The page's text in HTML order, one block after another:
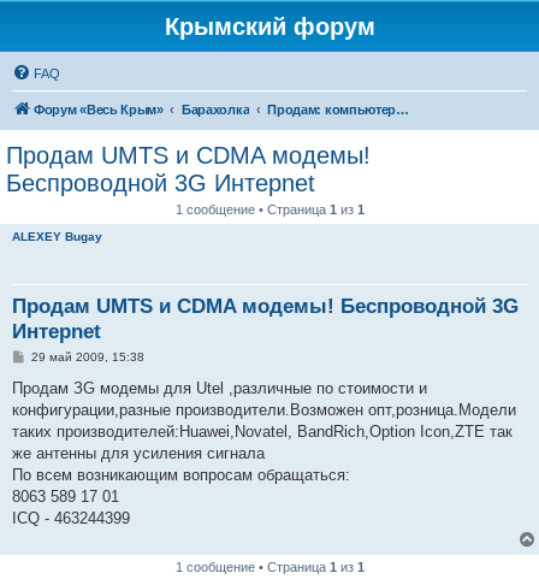
Крымский форум
FAQ
Форум «Весь Крым» Барахолка Продам: компьютеры, комплектующие, оргтехника
Продам UMTS и CDMA модемы!
Беспроводной 3G Интерnet
1 сообщение • Страница 1 из 1
ALEXEY Bugay
Продам UMTS и CDMA модемы! Беспроводной 3G
Интерnet
С
о
щ
е
и
е
29 май 2009, 15:38
Продам ЗG модемы для Utel ,различные по стоимости и
конфигурации,разные производители.Возможен опт,розница.Модели
таких производителей:Huawei,Novatel, BandRich,Option Icon,ZTE так
же антенны для усиления сигнала
По всем возникающим вопросам обращаться:
8063 589 17 01
ICQ - 463244399
1 сообщение • Страница 1 из 1